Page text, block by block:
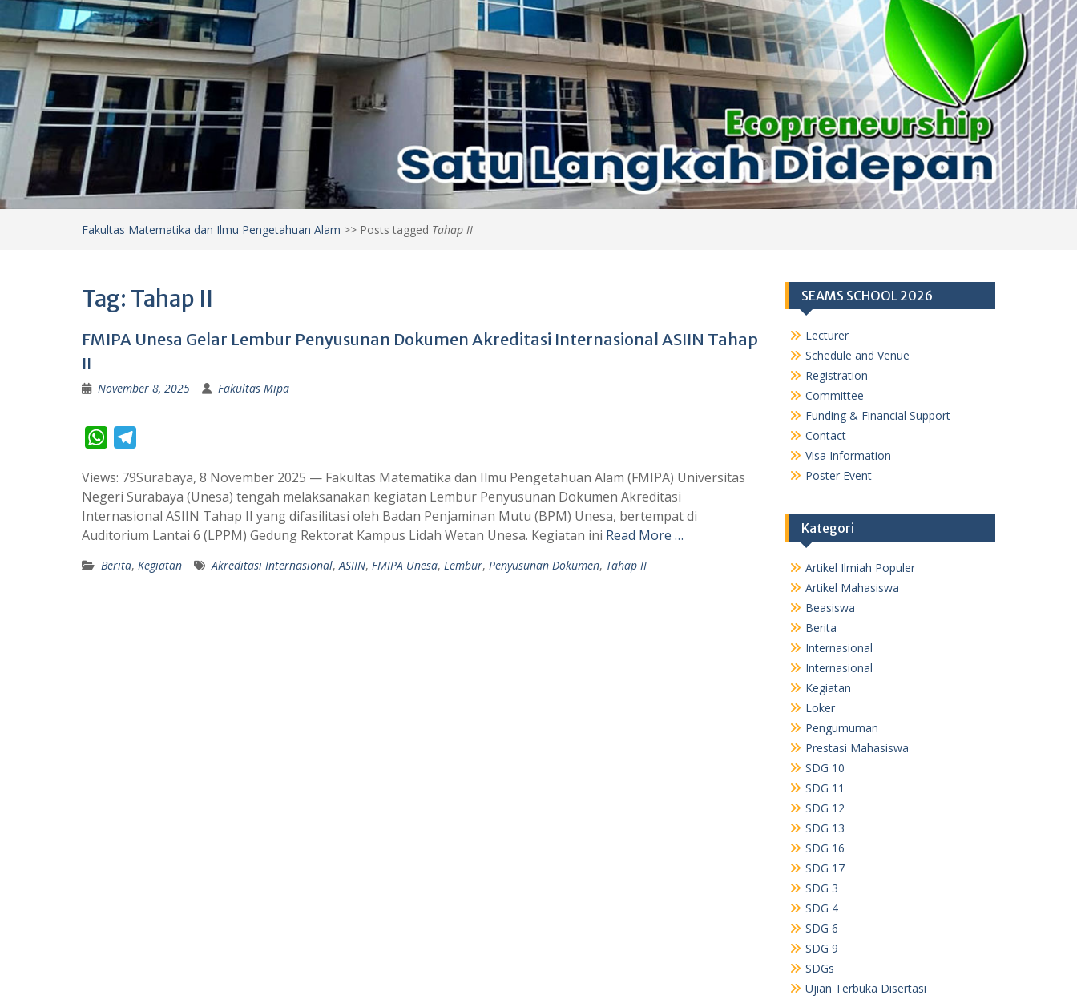
Fakultas Matematika dan Ilmu Pengetahuan Alam >> Posts tagged Tahap II
Tag: Tahap II
FMIPA Unesa Gelar Lembur Penyusunan Dokumen Akreditasi Internasional ASIIN Tahap
II
November 8, 2025 Fakultas Mipa
W
a
t
s
p
p
l
e
a
m
Views: 79Surabaya, 8 November 2025 — Fakultas Matematika dan Ilmu Pengetahuan Alam (FMIPA) Universitas
Negeri Surabaya (Unesa) tengah melaksanakan kegiatan Lembur Penyusunan Dokumen Akreditasi
Internasional ASIIN Tahap II yang difasilitasi oleh Badan Penjaminan Mutu (BPM) Unesa, bertempat di
Auditorium Lantai 6 (LPPM) Gedung Rektorat Kampus Lidah Wetan Unesa. Kegiatan ini Read More …
Berita, Kegiatan Akreditasi Internasional,ASIIN, FMIPA Unesa, Lembur, Penyusunan Dokumen, Tahap II
SEAMS SCHOOL 2026
Lecturer
Schedule and Venue
Registration
Committee
Funding & Financial Support
Contact
Visa Information
Poster Event
Kategori
Artikel Ilmiah Populer
Artikel Mahasiswa
Beasiswa
Berita
Internasional
Internasional
Kegiatan
Loker
Pengumuman
Prestasi Mahasiswa
SDG 10
SDG 11
SDG 12
SDG 13
SDG 16
SDG 17
SDG 3
SDG 4
SDG 6
SDG 9
SDGs
Ujian Terbuka Disertasi